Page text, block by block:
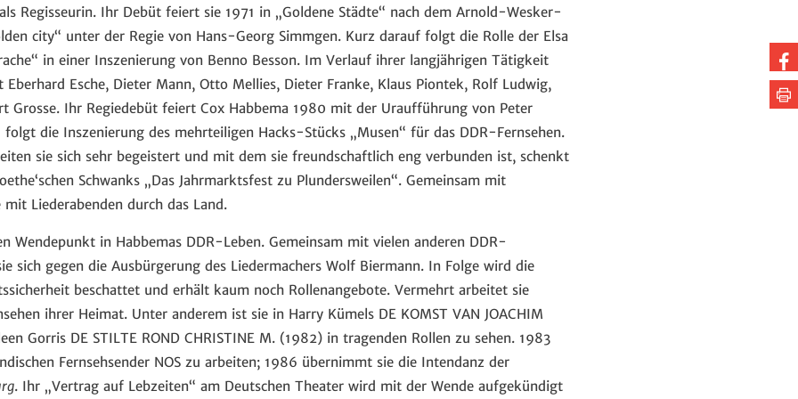
Regisseurin. Ihr Debüt feiert sie 1971 in „Goldene Städte“ nach dem Arnold-Wesker-
city“ unter der Regie von Hans-Georg Simmgen. Kurz darauf folgt die Rolle der Elsa
in einer Inszenierung von Benno Besson. Im Verlauf ihrer langjährigen Tätigkeit
Esche, Dieter Mann, Otto Mellies, Dieter Franke, Klaus Piontek, Rolf Ludwig,
Grosse. Ihr Regiedebüt feiert Cox Habbema 1980 mit der Uraufführung von Peter
folgt die Inszenierung des mehrteiligen Hacks-Stücks „Musen“ für das DDR-Fernsehen.
sie sich sehr begeistert und mit dem sie freundschaftlich eng verbunden ist, schenkt
Schwanks „Das Jahrmarktsfest zu Plundersweilen“. Gemeinsam mit
Liederabenden durch das Land.
Wendepunkt in Habbemas DDR-Leben. Gemeinsam mit vielen anderen DDR-
sich gegen die Ausbürgerung des Liedermachers Wolf Biermann. In Folge wird die
beschattet und erhält kaum noch Rollenangebote. Vermehrt arbeitet sie
ihrer Heimat. Unter anderem ist sie in Harry Kümels DE KOMST VAN JOACHIM
Gorris DE STILTE ROND CHRISTINE M. (1982) in tragenden Rollen zu sehen. 1983
Fernsehsender NOS zu arbeiten; 1986 übernimmt sie die Intendanz der
. Ihr „Vertrag auf Lebzeiten“ am Deutschen Theater wird mit der Wende aufgekündigt